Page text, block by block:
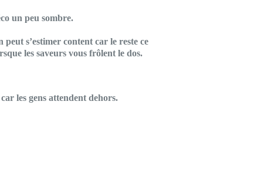
un peu sombre.
s’estimer content car le reste ce
les saveurs vous frôlent le dos.
les gens attendent dehors.